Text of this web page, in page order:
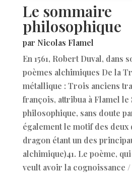
Le sommaire
philosophique
par Nicolas Flamel
En 1561, Robert Duval, dans
poèmes alchimiques De la
métallique : Trois anciens
françois, attribua à Flamel le
philosophique, sans doute
également le motif des deux
dragon étant un des
alchimique)41. Le poème,
veult avoir la cognoissance